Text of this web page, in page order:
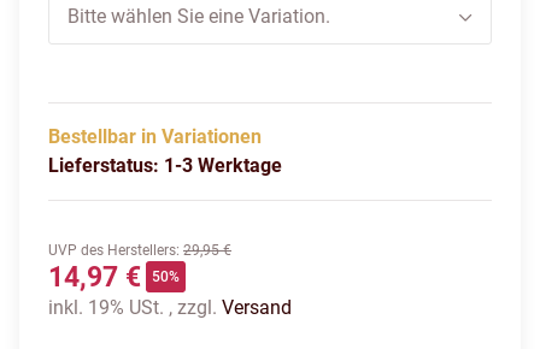
Bitte wählen Sie eine Variation.
Bestellbar in Variationen
Lieferstatus: 1-3 Werktage
UVP des Herstellers: 29,95 €
14,97 € 50%
inkl. 19% USt. , zzgl. Versand